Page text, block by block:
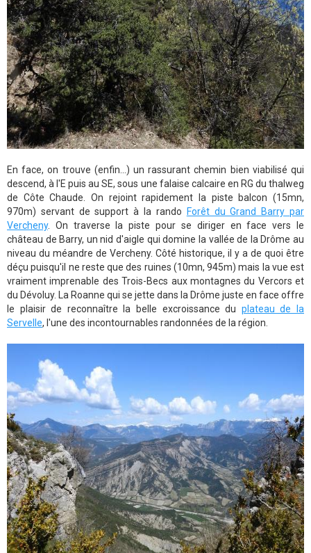
En face, on trouve (enfin...) un rassurant chemin bien viabilisé qui
descend, à l'E puis au SE, sous une falaise calcaire en RG du thalweg
de Côte Chaude. On rejoint rapidement la piste balcon (15mn,
970m) servant de support à la rando
Forêt du Grand Barry par
Vercheny. On traverse la piste pour se diriger en face vers le
château de Barry, un nid d'aigle qui domine la vallée de la Drôme au
niveau du méandre de Vercheny. Côté historique, il y a de quoi être
déçu puisqu'il ne reste que des ruines (10mn, 945m) mais la vue est
vraiment imprenable des Trois-Becs aux montagnes du Vercors et
du Dévoluy. La Roanne qui se jette dans la Drôme juste en face offre
le plaisir de reconnaître la belle excroissance du plateau de la
Servelle, l'une des incontournables randonnées de la région.